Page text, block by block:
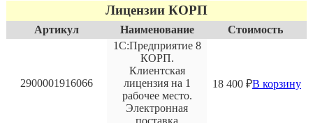
Лицензии КОРП
Артикул Наименование Стоимость
2900001916066
1С:Предприятие 8
КОРП.
Клиентская
лицензия на 1
рабочее место.
Электронная
поставка
18 400 ₽В корзину